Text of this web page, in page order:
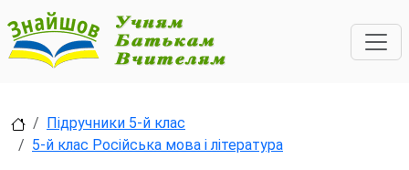
Підручники 5-й клас
5-й клас Російська мова і література